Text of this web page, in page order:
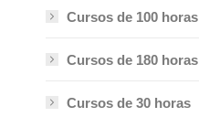
Cursos de 100 horas
Cursos de 180 horas
Cursos de 30 horas